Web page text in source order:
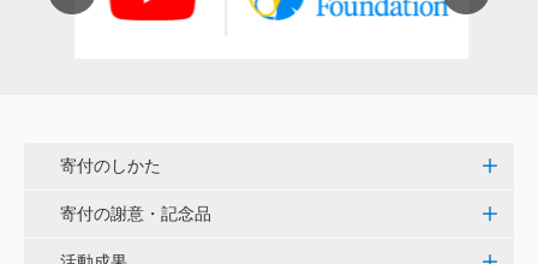
ジェクト>
プロジェクト>
寄付のしかた
寄付の謝意・記念品